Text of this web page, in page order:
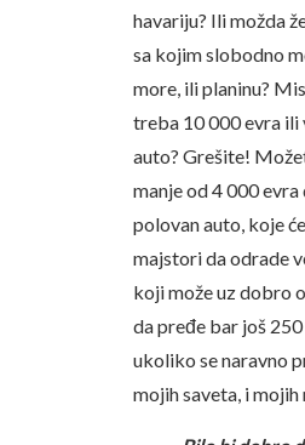
havariju? Ili možda
sa kojim slobodno
more, ili planinu?
treba 10 000 evra ili
auto? Grešite!
manje od 4 000
polovan auto, koje
majstori da odrade
koji može uz dobro
da pređe bar još
ukoliko se naravno
mojih saveta, i mojih